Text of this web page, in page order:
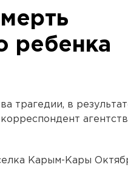
ребенка
трагедии, в
Карым-Кары